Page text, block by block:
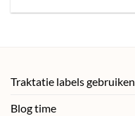
Traktatie labels gebruiken
Blog time